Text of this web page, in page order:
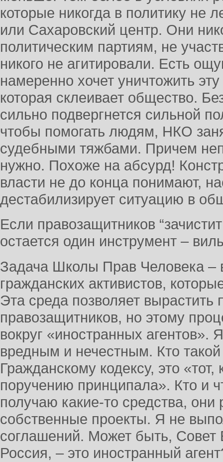
которые никогда в политику не
или Сахаровский центр. Они
политическим партиям, не
никого не агитировали. Есть
намеренно хочет уничтожить
которая склеивает общество.
сильно подвергнется сильной
чтобы помогать людям, НКО
судебными тяжбами. Причем
нужно. Похоже на абсурд!
власти не до конца понимают,
дестабилизирует ситуацию в
Если правозащитников
остается один инструмент –
Задача Школы Прав Человека –
гражданских активистов,
Эта среда позволяет
правозащитников, но этому
вокруг «иностранных
вредным и нечестным. Кто
Гражданскому кодексу, это
поручению принципала». Кто и
получаю какие-то средства,
собственные проекты. Я не
соглашений. Может быть, Совет
Россия, – это иностранный